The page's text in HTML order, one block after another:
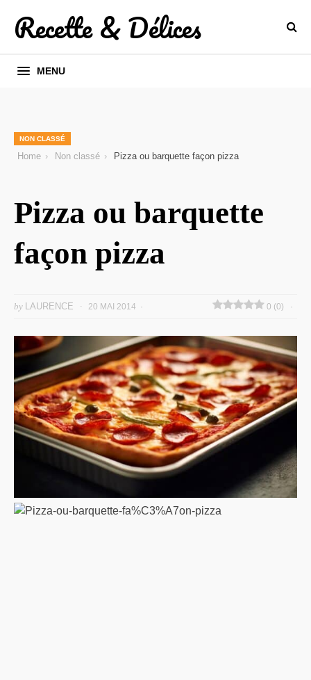
Recette & Délices
MENU
NON CLASSÉ
Home Non classé Pizza ou barquette façon pizza
Pizza ou barquette
façon pizza
by LAURENCE 20 MAI 2014 0 (0)